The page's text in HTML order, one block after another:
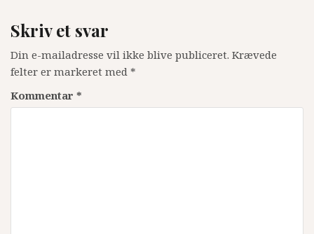
Skriv et svar
Din e-mailadresse vil ikke blive publiceret. Krævede
felter er markeret med *
Kommentar *